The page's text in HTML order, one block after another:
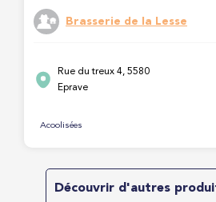
Brasserie de la Lesse
Rue du treux 4, 5580
Eprave
Acoolisées
Découvrir d'autres